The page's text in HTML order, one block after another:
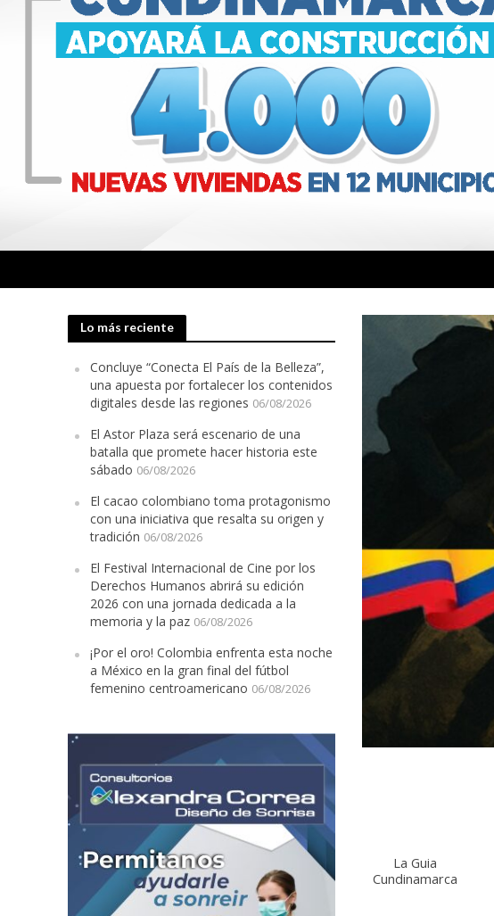
Lo más reciente
Concluye “Conecta El País de la Belleza”,
una apuesta por fortalecer los contenidos
digitales desde las regiones 06/08/2026
El Astor Plaza será escenario de una
batalla que promete hacer historia este
sábado 06/08/2026
El cacao colombiano toma protagonismo
con una iniciativa que resalta su origen y
tradición 06/08/2026
El Festival Internacional de Cine por los
Derechos Humanos abrirá su edición
2026 con una jornada dedicada a la
memoria y la paz 06/08/2026
¡Por el oro! Colombia enfrenta esta noche
a México en la gran final del fútbol
femenino centroamericano 06/08/2026
La Guia
Cundinamarca